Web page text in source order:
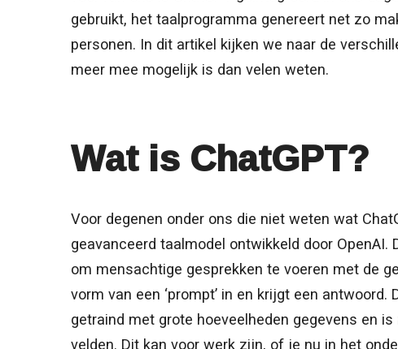
gebruikt, het taalprogramma genereert net zo
personen. In dit artikel kijken we naar de
meer mee mogelijk is dan velen weten.
Wat is ChatGPT?
Voor degenen onder ons die niet weten wat
geavanceerd taalmodel ontwikkeld door
om mensachtige gesprekken te voeren met de
vorm van een ‘prompt’ in en krijgt een
getraind met grote hoeveelheden gegevens en
velden. Dit kan voor werk zijn, of je nu in het